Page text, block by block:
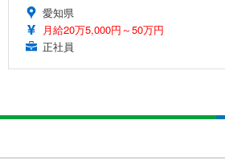
愛知県
月給20万5,000円～50万円
正社員